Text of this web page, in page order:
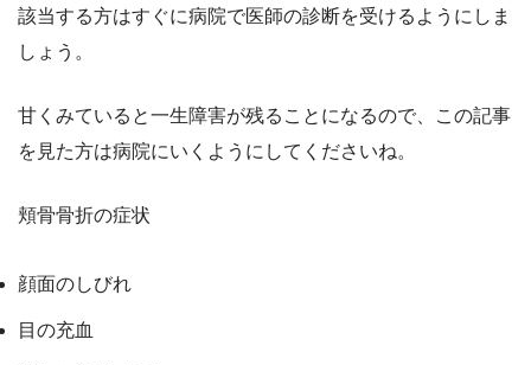
該当する方はすぐに病院で医師の診断を受けるようにしま
しょう。
甘くみていると一生障害が残ることになるので、この記事
を見た方は病院にいくようにしてくださいね。
頬骨骨折の症状
顔面のしびれ
目の充血